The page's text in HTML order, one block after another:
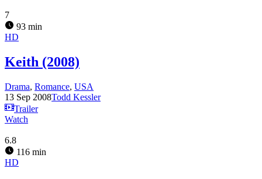
7
93 min
HD
Keith (2008)
Drama, Romance, USA
13 Sep 2008Todd Kessler
Trailer
Watch
6.8
116 min
HD